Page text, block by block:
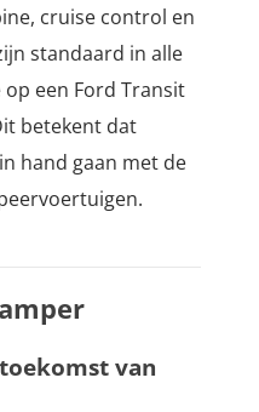
cruise control en
standaard in alle
op een Ford Transit
betekent dat
hand gaan met de
van